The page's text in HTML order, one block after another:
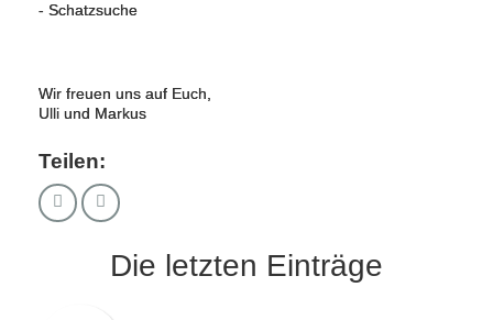
- Schatzsuche
Wir freuen uns auf Euch,
Ulli und Markus
Teilen:
Die letzten Einträge